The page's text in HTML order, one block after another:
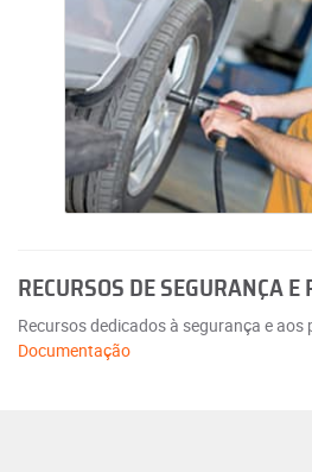
RECURSOS DE SEGURANÇA E
Recursos dedicados à segurança e aos
Documentação